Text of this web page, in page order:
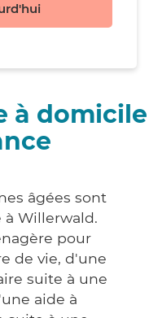
à domicile
âgées sont
à Willerwald.
pour
de vie, d'une
suite à une
aide à